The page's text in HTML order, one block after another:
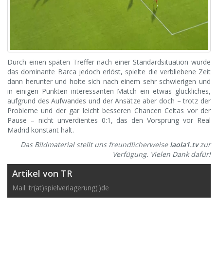
Durch einen späten Treffer nach einer Standardsituation wurde
das dominante Barca jedoch erlöst, spielte die verbliebene Zeit
dann herunter und holte sich nach einem sehr schwierigen und
in einigen Punkten interessanten Match ein etwas glückliches,
aufgrund des Aufwandes und der Ansätze aber doch – trotz der
Probleme und der gar leicht besseren Chancen Celtas vor der
Pause – nicht unverdientes 0:1, das den Vorsprung vor Real
Madrid konstant hält.
Das Bildmaterial stellt uns freundlicherweise laola1.tvzur
Verfügung. Vielen Dank dafür!
Artikel von TR
Mail: tr(at)spielverlagerung(.)de